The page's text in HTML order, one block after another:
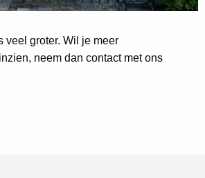
veel groter. Wil je meer
neem dan contact met ons